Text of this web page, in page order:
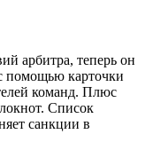
арбитра, теперь он
помощью карточки
команд. Плюс
Список
санкции в